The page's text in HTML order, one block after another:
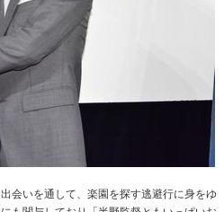
会いを通して、楽園を探す逃避行に身をゆ